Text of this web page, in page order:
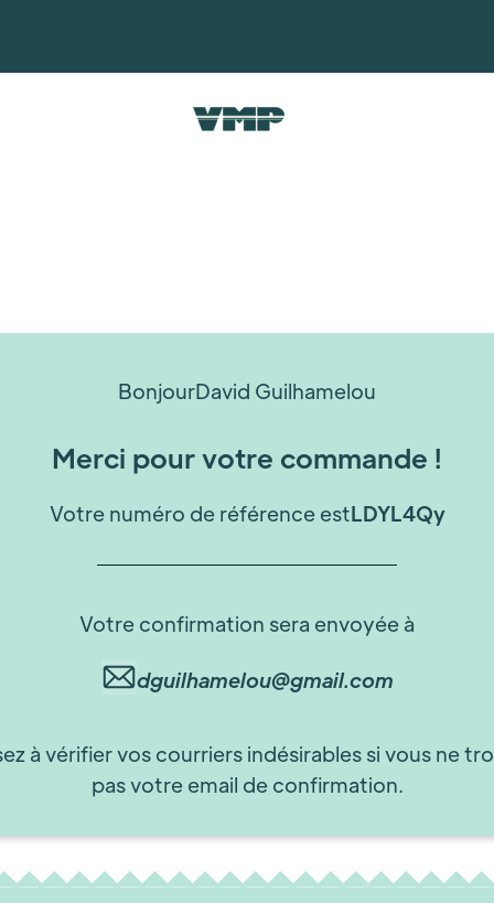
BonjourDavid Guilhamelou
Merci pour votre commande !
Votre numéro de référence estLDYL4Qy
Votre confirmation sera envoyée à
dguilhamelou@gmail.com
à vérifier vos courriers indésirables si vous ne
pas votre email de confirmation.